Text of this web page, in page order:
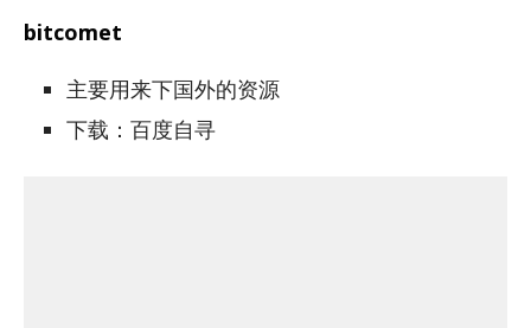
bitcomet
主要用来下国外的资源
下载：百度自寻